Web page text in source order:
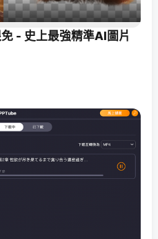
- 史上最強精準AI圖片